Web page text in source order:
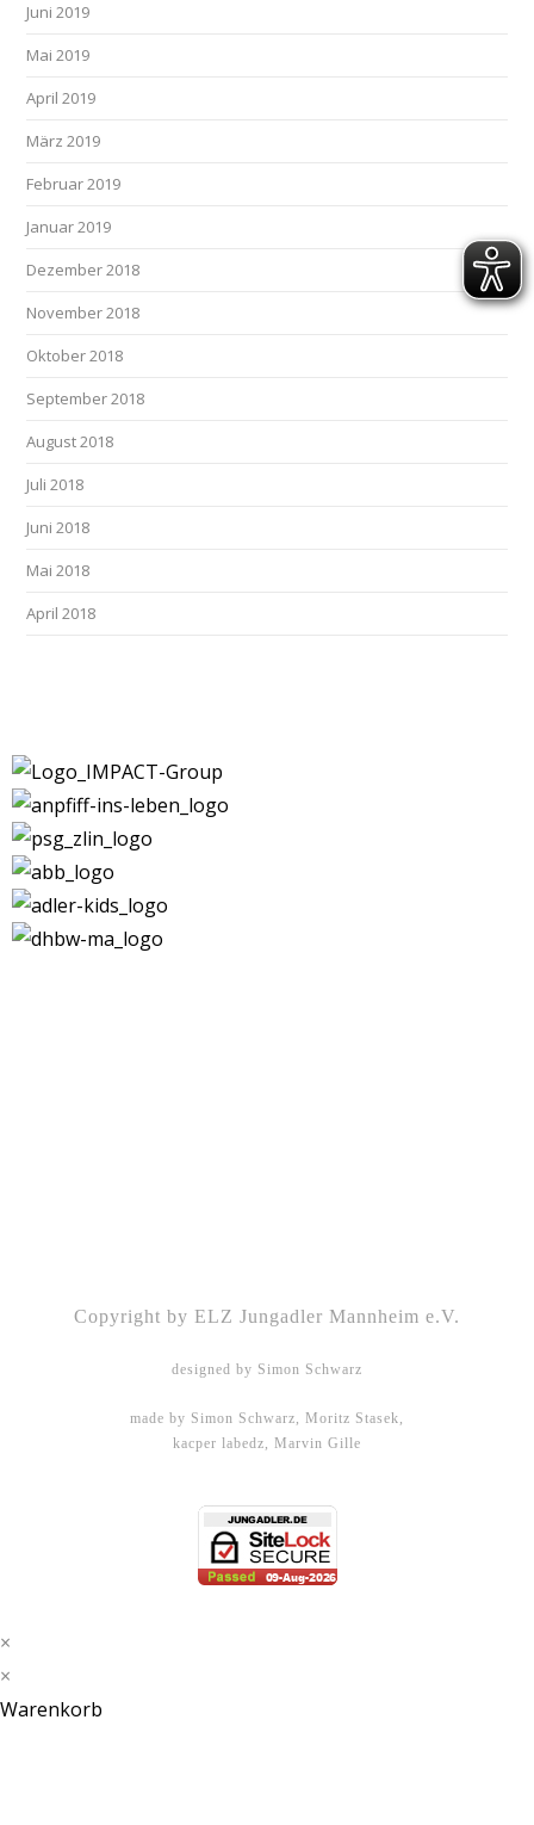
Juni 2019
Mai 2019
April 2019
März 2019
Februar 2019
Januar 2019
Dezember 2018
November 2018
Oktober 2018
September 2018
August 2018
Juli 2018
Juni 2018
Mai 2018
April 2018
Copyright by ELZ Jungadler Mannheim e.V.
designed by Simon Schwarz
made by Simon Schwarz, Moritz Stasek,
kacper labedz, Marvin Gille
×
×
Warenkorb